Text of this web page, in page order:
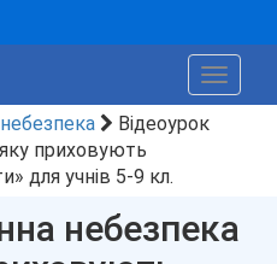
Toggle
Відеоурок
приховують
для учнів 5-9 кл.
небезпека